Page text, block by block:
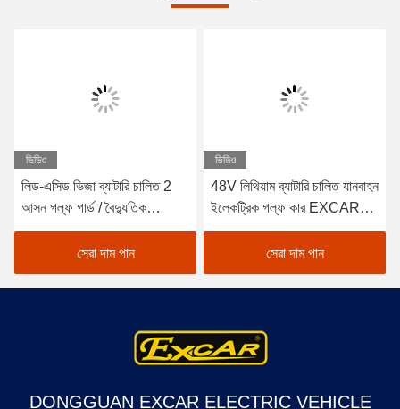
ভিডিও
লিড-এসিড ভিজা ব্যাটারি চালিত 2
আসন গল্ফ গার্ড / বৈদ্যুতিক
Buggy গাড়ী গল্ফ
সেরা দাম পান
ভিডিও
48V লিথিয়াম ব্যাটারি চালিত যানবাহন
ইলেকট্রিক গল্ফ কার EXCAR
A1S6+2 সাদা
সেরা দাম পান
DONGGUAN EXCAR ELECTRIC VEHICLE